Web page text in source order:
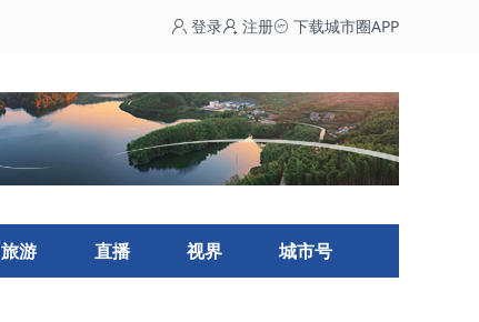
登录 注册 下载城市圈APP
旅游 直播 视界 城市号